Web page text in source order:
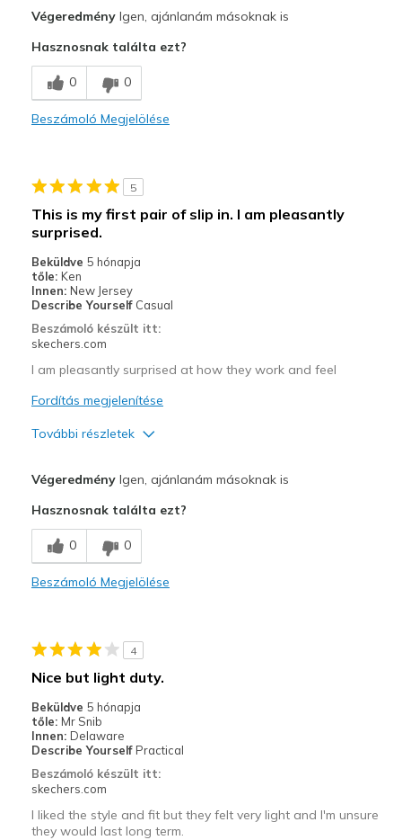
Legjobb használat
Casual Wear
View On Shoes
Shoes are for Wearing
VégeredményIgen, ajánlanám másoknak is
Hasznosnak találta ezt?
0 0
Beszámoló Megjelölése
5
This is my first pair of slip in. I am pleasantly
surprised.
Beküldve 5 hónapja
tőle: Ken
Innen: New Jersey
Describe Yourself Casual
Beszámoló készült itt:
skechers.com
I am pleasantly surprised at how they work and feel
Fordítás megjelenítése
További részletek
Legjobb használat
Casual Wear
View On Shoes
Shoes are for Wearing
VégeredményIgen, ajánlanám másoknak is
Hasznosnak találta ezt?
0 0
Beszámoló Megjelölése
4
Nice but light duty.
Beküldve 5 hónapja
tőle: Mr Snib
Innen: Delaware
Describe Yourself Practical
Beszámoló készült itt:
skechers.com
I liked the style and fit but they felt very light and I'm unsure
they would last long term.